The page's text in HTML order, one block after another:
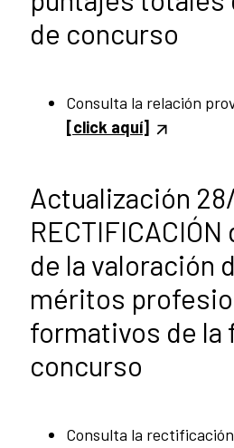
de concurso
Consulta la relación
[click aquí]
Actualización
de la valoración
méritos
formativos de la
concurso
Consulta la